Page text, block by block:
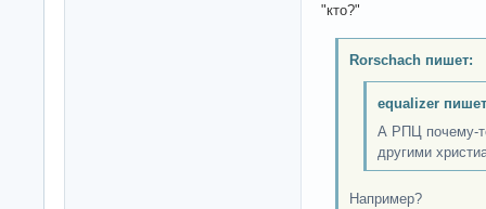
"кто?"
Rorschach пишет:
equalizer
А РПЦ почему-
другими
Например?